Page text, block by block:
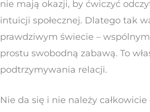
nie mają okazji, by ćwiczyć
intuicji społecznej. Dlatego tak
prawdziwym świecie –
prostu swobodną zabawą. To
podtrzymywania relacji.
Nie da się i nie należy